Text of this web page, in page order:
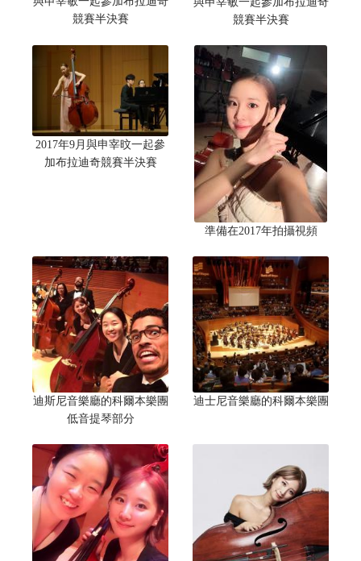
競賽半決賽
競賽半決賽
2017年9月與申宰旼一起參
加布拉迪奇競賽半決賽
準備在2017年拍攝視頻
迪斯尼音樂廳的科爾本樂團
低音提琴部分
迪士尼音樂廳的科爾本樂團